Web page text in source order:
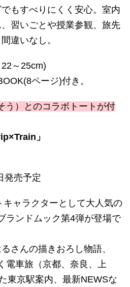
もすべりにくく安心。室内
習いごとや授業参観、旅先
違いなし。
～25cm)
ページ)付き。
う）とのコラボトートが付
」
発売予定
ャラクターとして大人気の
ランドムック第4弾が登場で
さんの描きおろし物語、
電車旅（京都、奈良、上
東京駅案内、最新NEWSな